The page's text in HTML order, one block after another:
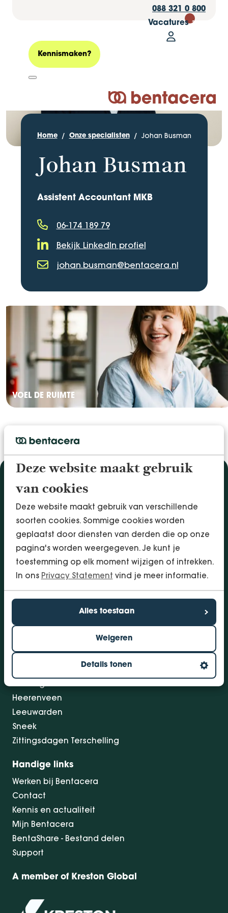
Deze website maakt gebruik
van cookies
Deze website maakt gebruik van verschillende
soorten cookies. Sommige cookies worden
geplaatst door diensten van derden die op onze
pagina's worden weergegeven. Je kunt je
toestemming op elk moment wijzigen of intrekken.
In ons Privacy Statement vind je meer informatie.
Alles toestaan
Weigeren
Details tonen
088 321 0 800
Vacatures 30
Mijn
Logo Bentacera
Kennismaken?
Home Onze specialisten Johan Busman
Johan Busman
Assistent Accountant MKB
Telefoonnummer
06-174 189 79
LinkedIn Profiel
Bekijk LinkedIn profiel
johan.busman@bentacera.nl
VOEL DE RUIMTE
Arbo & Verzuim
Bedrijfsadvies
Belastingadvies
Financieringen
Personeel
Vestigingen
Dokkum
Heerenveen
Leeuwarden
Sneek
Zittingsdagen Terschelling
Handige links
Werken bij Bentacera
Contact
Kennis en actualiteit
Mijn Bentacera
BentaShare - Bestand delen
Support
A member of Kreston Global